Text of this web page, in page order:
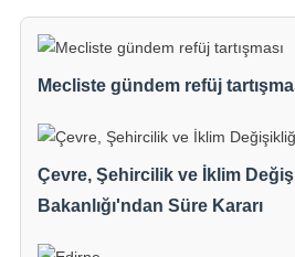
Mecliste gündem refüj
Çevre, Şehircilik ve İklim
Bakanlığı'ndan Süre Kararı